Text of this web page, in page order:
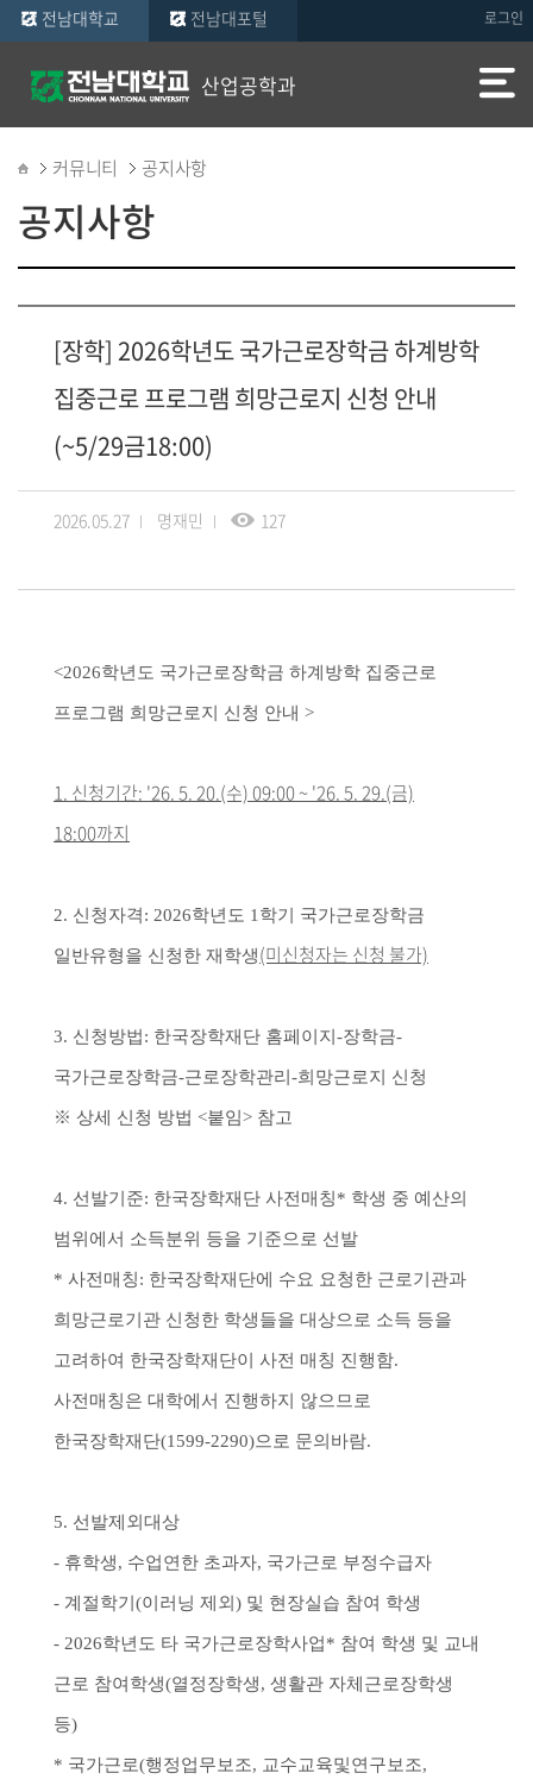
로그인
전남대학교 전남대포털
산업공학과
커뮤니티 공지사항
공지사항
[장학] 2026학년도 국가근로장학금 하계방학
집중근로 프로그램 희망근로지 신청 안내
(~5/29금18:00)
2026.05.27 명재민 127
<2026학년도 국가근로장학금 하계방학 집중근로
프로그램 희망근로지 신청 안내 >
1. 신청기간: '26. 5. 20.(수) 09:00 ~ '26. 5. 29.(금)
18:00까지
2. 신청자격: 2026학년도 1학기 국가근로장학금
일반유형을 신청한 재학생(미신청자는 신청 불가)
3. 신청방법: 한국장학재단 홈페이지-장학금-
국가근로장학금-근로장학관리-희망근로지 신청
※ 상세 신청 방법 <붙임> 참고
4. 선발기준: 한국장학재단 사전매칭* 학생 중 예산의
범위에서 소득분위 등을 기준으로 선발
* 사전매칭: 한국장학재단에 수요 요청한 근로기관과
희망근로기관 신청한 학생들을 대상으로 소득 등을
고려하여 한국장학재단이 사전 매칭 진행함.
사전매칭은 대학에서 진행하지 않으므로
한국장학재단(1599-2290)으로 문의바람.
5. 선발제외대상
- 휴학생, 수업연한 초과자, 국가근로 부정수급자
- 계절학기(이러닝 제외) 및 현장실습 참여 학생
- 2026학년도 타 국가근로장학사업* 참여 학생 및 교내
근로 참여학생(열정장학생, 생활관 자체근로장학생
등)
* 국가근로(행정업무보조, 교수교육및연구보조,